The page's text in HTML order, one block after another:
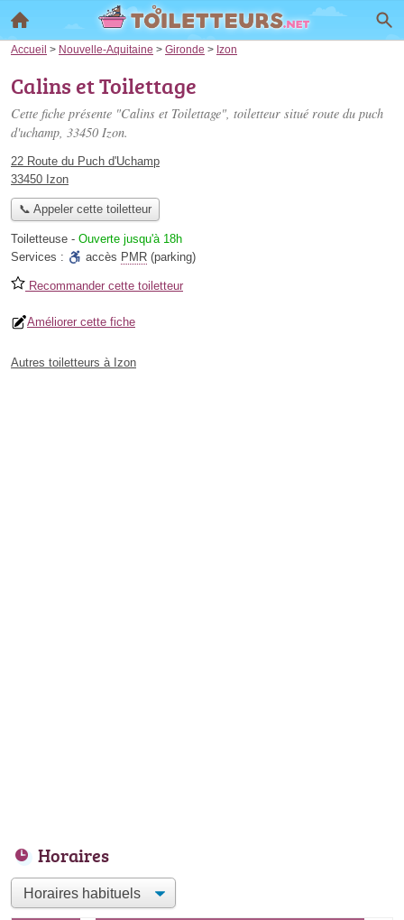
Accueil > Nouvelle-Aquitaine > Gironde > Izon
Calins et Toilettage
Cette fiche présente "Calins et Toilettage", toiletteur situé route du puch
d'uchamp, 33450 Izon.
22 Route du Puch d'Uchamp
33450 Izon
📞 Appeler cette toiletteur
Toiletteuse - Ouverte jusqu'à 18h
Services :
accès PMR (parking)
Recommander cette toiletteur
Améliorer cette fiche
Autres toiletteurs à Izon
Horaires